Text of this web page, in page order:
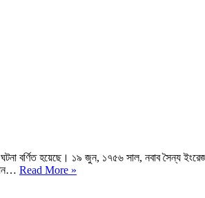
বর্ণিত হয়েছে। ১৯ জুন, ১৭৫৬ সাল, নবাব সৈন্য
Read More »